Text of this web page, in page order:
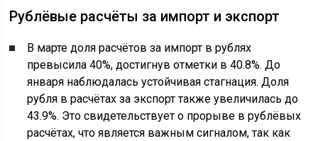
Рублёвые расчёты за импорт и экспорт
В марте доля расчётов за импорт в рублях
превысила 40%, достигнув отметки в 40.8%. До
января наблюдалась устойчивая стагнация. Доля
рубля в расчётах за экспорт также увеличилась до
43.9%. Это свидетельствует о прорыве в рублёвых
расчётах, что является важным сигналом, так как